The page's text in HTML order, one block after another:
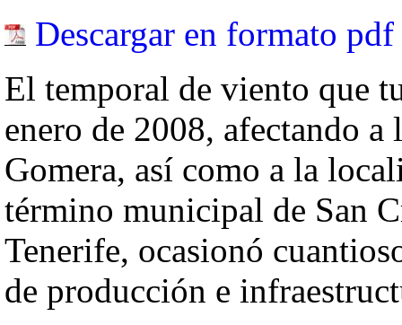
Descargar en formato pdf
El temporal de viento que
enero de 2008, afectando
Gomera, así como a la
término municipal de San
Tenerife, ocasionó
de producción e